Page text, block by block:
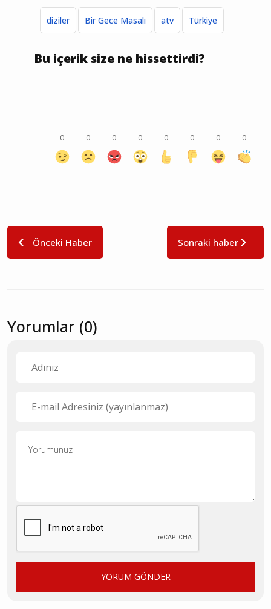
diziler Bir Gece Masalı atv Türkiye
Bu içerik size ne hissettirdi?
0 0 0 0 0 0 0 0
Önceki Haber Sonraki haber
Yorumlar (0)
YORUM GÖNDER